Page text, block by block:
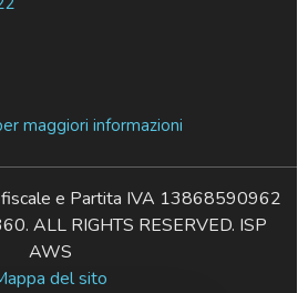
maggiori informazioni
e Partita IVA 13868590962
ALL RIGHTS RESERVED. ISP
AWS
del sito